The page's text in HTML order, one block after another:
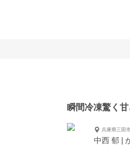
瞬間冷凍驚く
兵庫県三田
中西 郁 |